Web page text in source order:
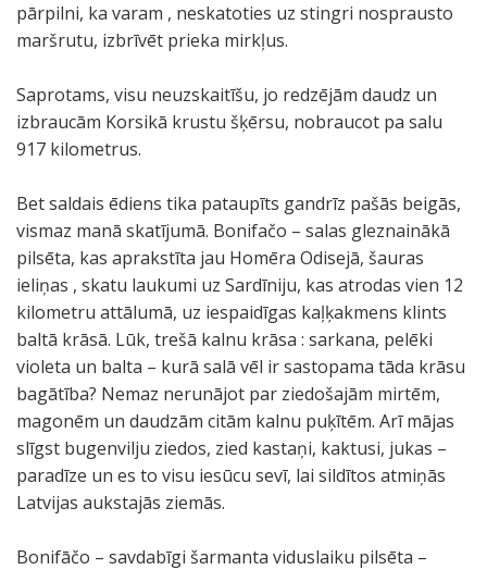
pārpilni, ka varam , neskatoties uz stingri nosprausto
maršrutu, izbrīvēt prieka mirkļus.
Saprotams, visu neuzskaitīšu, jo redzējām daudz un
izbraucām Korsikā krustu šķērsu, nobraucot pa salu
917 kilometrus.
Bet saldais ēdiens tika pataupīts gandrīz pašās beigās,
vismaz manā skatījumā. Bonifačo – salas gleznainākā
pilsēta, kas aprakstīta jau Homēra Odisejā, šauras
ieliņas , skatu laukumi uz Sardīniju, kas atrodas vien 12
kilometru attālumā, uz iespaidīgas kaļķakmens klints
baltā krāsā. Lūk, trešā kalnu krāsa : sarkana, pelēki
violeta un balta – kurā salā vēl ir sastopama tāda krāsu
bagātība? Nemaz nerunājot par ziedošajām mirtēm,
magonēm un daudzām citām kalnu puķītēm. Arī mājas
slīgst bugenvilju ziedos, zied kastaņi, kaktusi, jukas –
paradīze un es to visu iesūcu sevī, lai sildītos atmiņās
Latvijas aukstajās ziemās.
Bonifāčo – savdabīgi šarmanta viduslaiku pilsēta –